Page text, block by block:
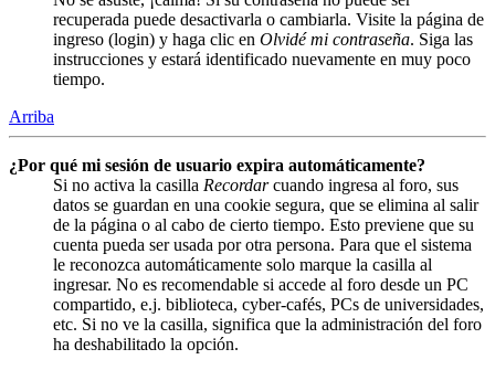
recuperada puede desactivarla o cambiarla. Visite la página de
ingreso (login) y haga clic en Olvidé mi contraseña. Siga las
instrucciones y estará identificado nuevamente en muy poco
tiempo.
Arriba
¿Por qué mi sesión de usuario expira automáticamente?
Si no activa la casilla Recordarcuando ingresa al foro, sus
datos se guardan en una cookie segura, que se elimina al salir
de la página o al cabo de cierto tiempo. Esto previene que su
cuenta pueda ser usada por otra persona. Para que el sistema
le reconozca automáticamente solo marque la casilla al
ingresar. No es recomendable si accede al foro desde un PC
compartido, e.j. biblioteca, cyber-cafés, PCs de universidades,
etc. Si no ve la casilla, significa que la administración del foro
ha deshabilitado la opción.